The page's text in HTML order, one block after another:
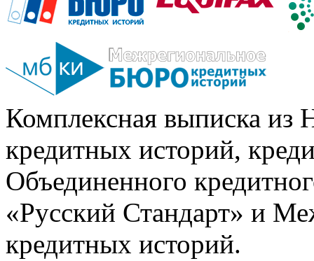
Комплексная выписка из
кредитных историй,
Объединенного
«Русский Стандарт» и
кредитных историй.